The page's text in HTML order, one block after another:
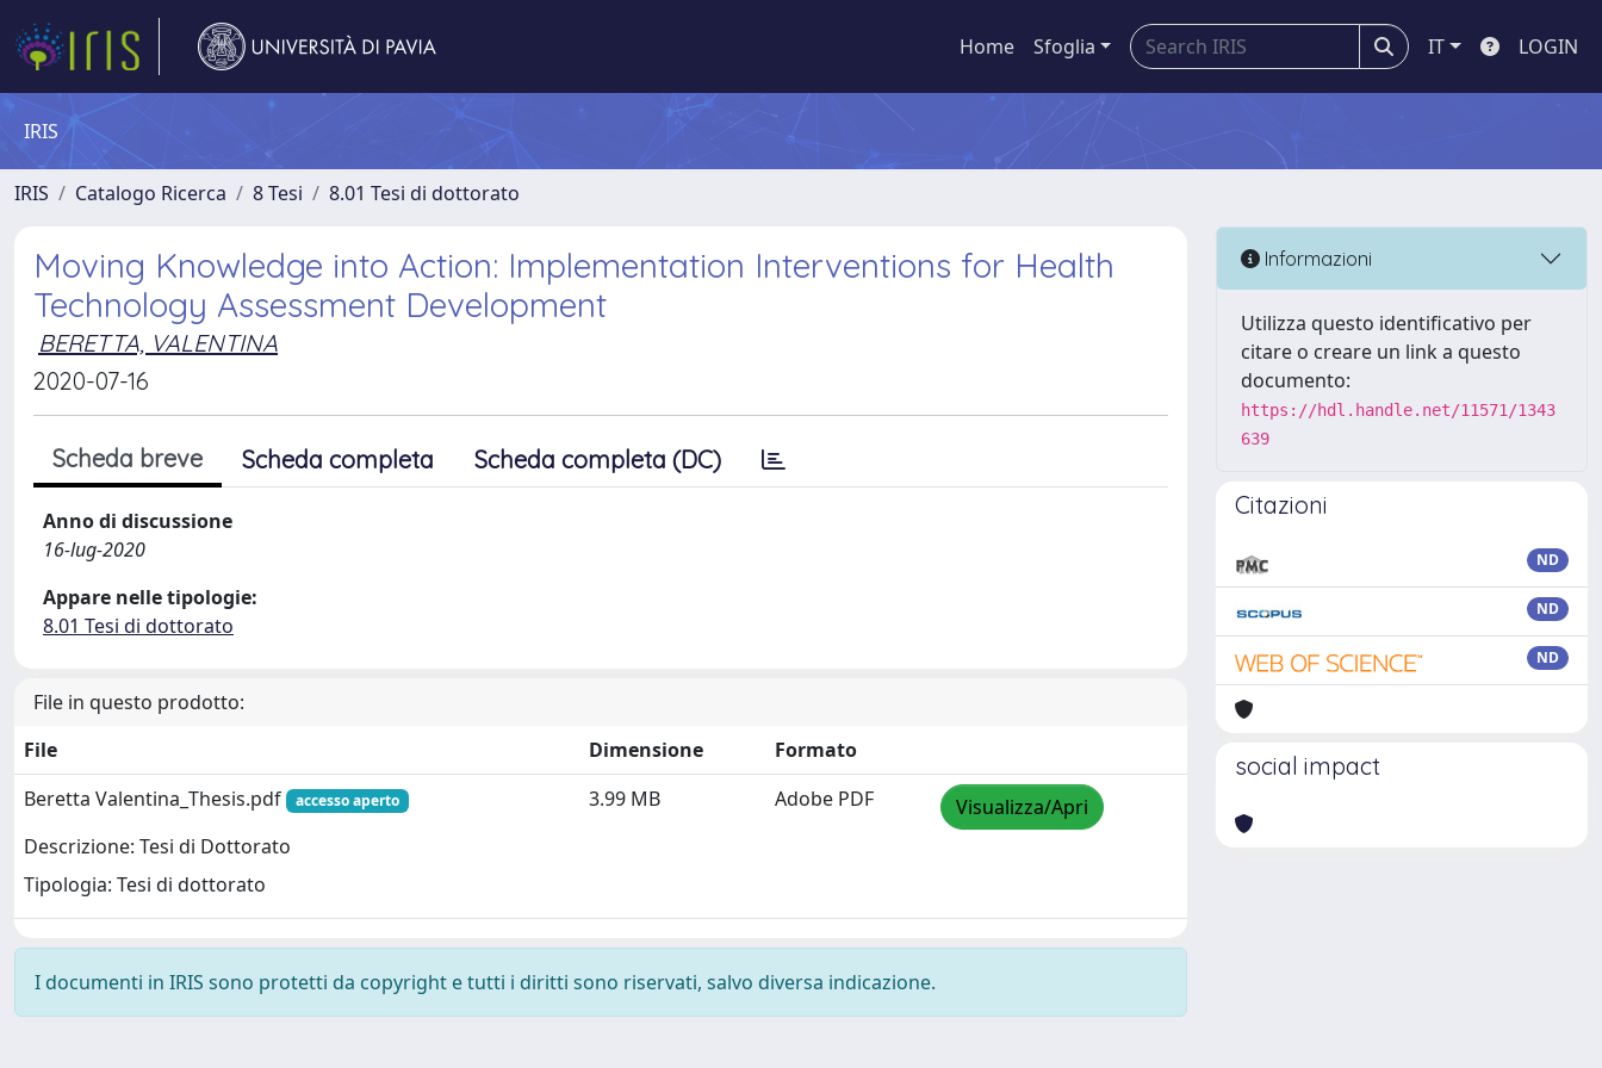
Home Sfoglia IT LOGIN
IRIS
IRIS Catalogo Ricerca 8 Tesi 8.01 Tesi di dottorato
Moving Knowledge into Action: Implementation Interventions for Health
Technology Assessment Development
BERETTA, VALENTINA
2020-07-16
Scheda breve Scheda completa Scheda completa (DC)
Anno di discussione
16-lug-2020
Appare nelle tipologie:
8.01 Tesi di dottorato
File in questo prodotto:
File
Dimensione
Formato
Beretta Valentina_Thesis.pdf
accesso aperto
Descrizione: Tesi di Dottorato
Tipologia: Tesi di dottorato
3.99 MB Adobe PDF Visualizza/Apri
I documenti in IRIS sono protetti da copyright e tutti i diritti sono riservati, salvo diversa indicazione.
Informazioni
Utilizza questo identificativo per
citare o creare un link a questo
documento:
https://hdl.handle.net/11571/1343
639
Citazioni
ND
ND
ND
social impact